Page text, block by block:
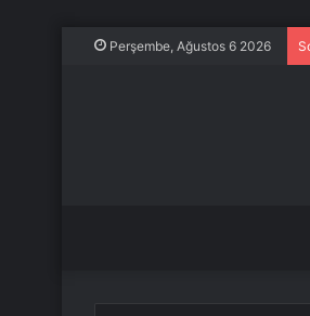
Perşembe, Ağustos 6 2026